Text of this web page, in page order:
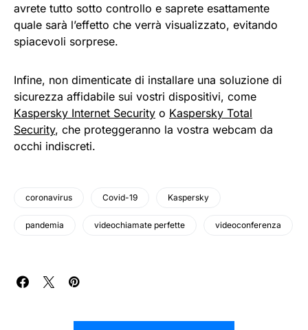
avrete tutto sotto controllo e saprete esattamente
quale sarà l’effetto che verrà visualizzato, evitando
spiacevoli sorprese.
Infine, non dimenticate di installare una soluzione di
sicurezza affidabile sui vostri dispositivi, come
Kaspersky Internet Security o Kaspersky Total
Security, che proteggeranno la vostra webcam da
occhi indiscreti.
coronavirus Covid-19 Kaspersky
pandemia videochiamate perfette videoconferenza